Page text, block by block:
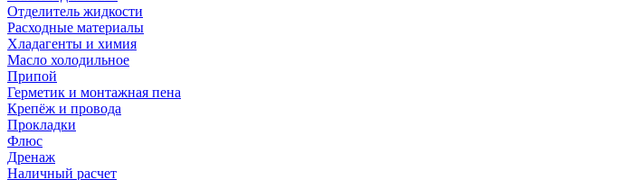
Отделитель жидкости
Расходные материалы
Хладагенты и химия
Масло холодильное
Припой
Герметик и монтажная пена
Крепёж и провода
Прокладки
Флюс
Дренаж
Наличный расчет